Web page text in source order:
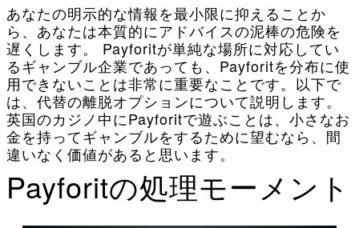
あなたの明示的な情報を最小限に抑えることか
ら、あなたは本質的にアドバイスの泥棒の危険を
遅くします。 Payforitが単純な場所に対応してい
るギャンブル企業であっても、Payforitを分布に使
用できないことは非常に重要なことです。以下で
は、代替の離脱オプションについて説明します。
英国のカジノ中にPayforitで遊ぶことは、小さなお
金を持ってギャンブルをするために望むなら、間
違いなく価値があると思います。
Payforitの処理モーメント